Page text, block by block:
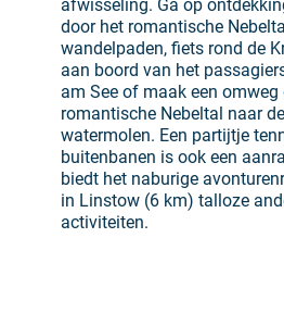
afwisseling. Ga op
door het romantische
wandelpaden, fiets rond de
aan boord van het
am See of maak een
romantische Nebeltal naar
watermolen. Een partijtje
buitenbanen is ook een
biedt het naburige
in Linstow (6 km) talloze
activiteiten.